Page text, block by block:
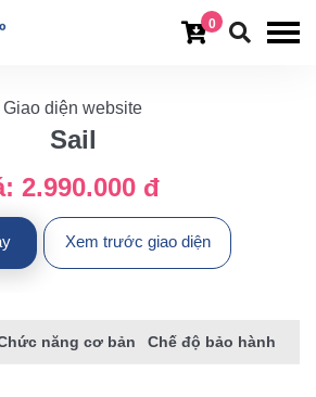
0
Giao diện website
Sail
2.990.000 đ
Xem trước giao diện
năng cơ bản Chế độ bảo hành